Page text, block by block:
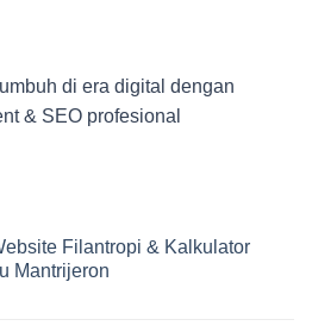
di era digital dengan
& SEO profesional
Filantropi & Kalkulator
Mantrijeron